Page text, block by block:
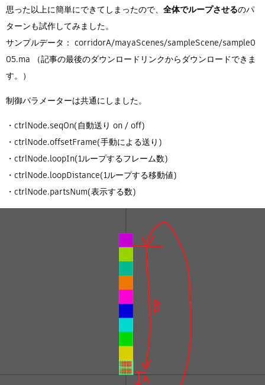
思った以上に簡単にできてしまったので、 全体でループさせるのパ
ターンも試作してみました。
サンプルデータ： corridorA/mayaScenes/sampleScene/sample0
05.ma （記事の最後のダウンロードリンクからダウンロードできま
す。）
制御パラメーターは共通にしました。
・ctrlNode.seqOn(自動送り on / off)
・ctrlNode.offsetFrame(手動による送り)
・ctrlNode.loopIn(1ループするフレーム数)
・ctrlNode.loopDistance(1ループする移動値)
・ctrlNode.partsNum(表示する数)